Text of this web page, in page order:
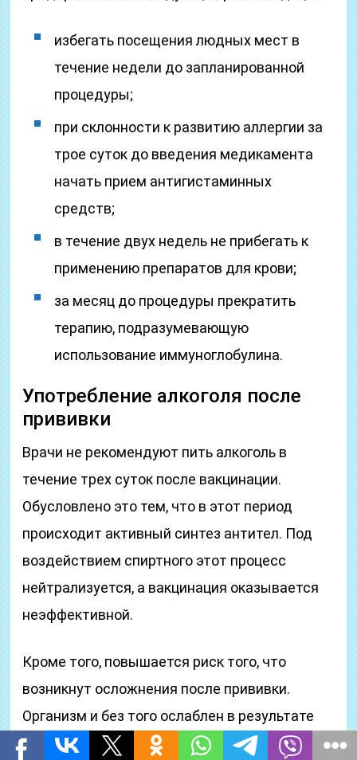
избегать посещения людных мест в
течение недели до запланированной
процедуры;
при склонности к развитию аллергии за
трое суток до введения медикамента
начать прием антигистаминных
средств;
в течение двух недель не прибегать к
применению препаратов для крови;
за месяц до процедуры прекратить
терапию, подразумевающую
использование иммуноглобулина.
Употребление алкоголя после
прививки
Врачи не рекомендуют пить алкоголь в
течение трех суток после вакцинации.
Обусловлено это тем, что в этот период
происходит активный синтез антител. Под
воздействием спиртного этот процесс
нейтрализуется, а вакцинация оказывается
неэффективной.
Кроме того, повышается риск того, что
возникнут осложнения после прививки.
Организм и без того ослаблен в результате
проникновения инородных тел. Алкогольные